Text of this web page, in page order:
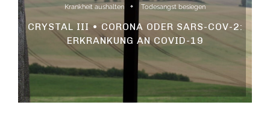
Krankheit aushalten Todesangst besiegen
CRYSTAL III • CORONA ODER SARS-COV-2:
ERKRANKUNG AN COVID-19